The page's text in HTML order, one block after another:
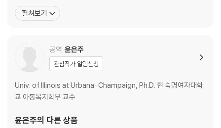
중등교육 박사학위를 취득했으며, 박사 논문 「Curriculum in a Dele
uzian key: Essay on a Pedagogical life」를 통해 들뢰즈 철학을
펼쳐보기
공역 윤은주
관심작가 알림신청
Univ. of Illinois at Urbana-Champaign, Ph.D. 현 숙명여자대학
교 아동복지학부 교수
윤은주의 다른 상품